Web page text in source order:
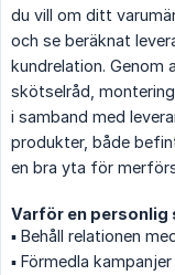
du vill om ditt
och se beräknat
kundrelation. Genom
skötselråd,
i samband med
produkter, både
en bra yta för
Varför en
▪️ Behåll relationen
▪️ Förmedla